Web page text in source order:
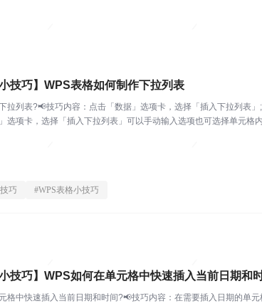
小技巧】WPS表格如何制作下拉列表
拉列表?📢技巧内容：点击「数据」选项卡，选择「插入下拉列表
选项卡，选择「插入下拉列表」可以手动输入选项也可选择单元格
巧 #WPS表格小技巧
小技巧】WPS如何在单元格中快速插入当前日期和
格中快速插入当前日期和时间?📢技巧内容：在需要插入日期的单